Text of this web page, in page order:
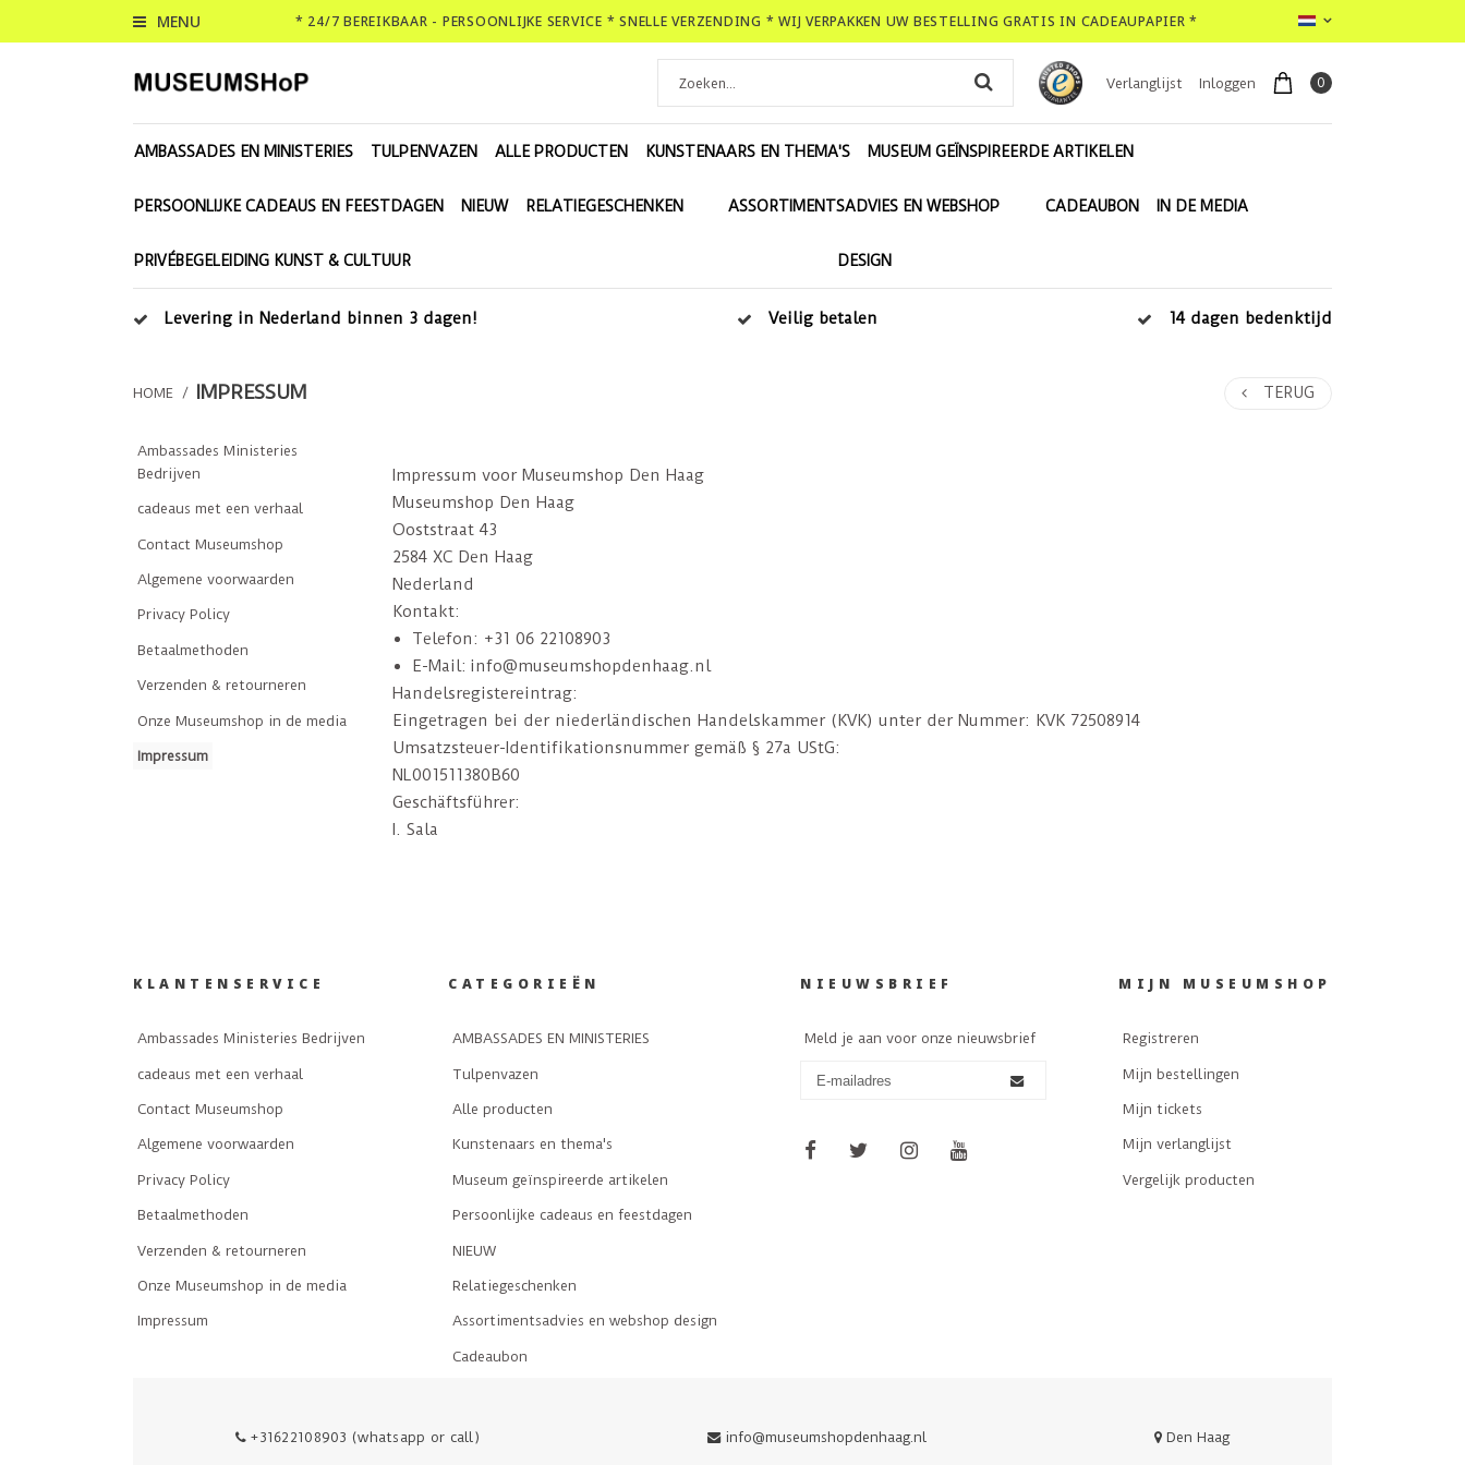
MENU * 24/7 BEREIKBAAR - PERSOONLIJKE SERVICE * SNELLE VERZENDING * WIJ VERPAKKEN UW BESTELLING GRATIS IN CADEAUPAPIER *
Verlanglijst Inloggen 0
AMBASSADES EN MINISTERIES TULPENVAZEN ALLE PRODUCTEN KUNSTENAARS EN THEMA'S MUSEUM GEÏNSPIREERDE ARTIKELEN
PERSOONLIJKE CADEAUS EN FEESTDAGEN NIEUW RELATIEGESCHENKEN ASSORTIMENTSADVIES EN WEBSHOP
DESIGN
CADEAUBON IN DE MEDIA
PRIVÉBEGELEIDING KUNST & CULTUUR
Levering in Nederland binnen 3 dagen! Veilig betalen 14 dagen bedenktijd
HOME / IMPRESSUM TERUG
Ambassades Ministeries
Bedrijven
cadeaus met een verhaal
Contact Museumshop
Algemene voorwaarden
Privacy Policy
Betaalmethoden
Verzenden & retourneren
Onze Museumshop in de media
Impressum
Impressum voor Museumshop Den Haag
Museumshop Den Haag
Ooststraat 43
2584 XC Den Haag
Nederland
Kontakt:
Telefon: +31 06 22108903
E-Mail: info@museumshopdenhaag.nl
Handelsregistereintrag:
Eingetragen bei der niederländischen Handelskammer (KVK) unter der Nummer: KVK 72508914
Umsatzsteuer- Identifikationsnummer gemäß § 27a UStG:
NL001511380B60
Geschäftsführer:
I. Sala
KLANTENSERVICE
Ambassades Ministeries Bedrijven
cadeaus met een verhaal
Contact Museumshop
Algemene voorwaarden
Privacy Policy
Betaalmethoden
Verzenden & retourneren
Onze Museumshop in de media
Impressum
CATEGORIEËN
AMBASSADES EN MINISTERIES
Tulpenvazen
Alle producten
Kunstenaars en thema's
Museum geïnspireerde artikelen
Persoonlijke cadeaus en feestdagen
NIEUW
Relatiegeschenken
Assortimentsadvies en webshop design
Cadeaubon
NIEUWSBRIEF
Meld je aan voor onze nieuwsbrief
MIJN MUSEUMSHOP
Registreren
Mijn bestellingen
Mijn tickets
Mijn verlanglijst
Vergelijk producten
+31622108903 (whatsapp or call) info@museumshopdenhaag.nl Den Haag